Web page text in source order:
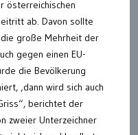
österreichischen
ab. Davon sollte
große Mehrheit der
gegen einen EU-
die Bevölkerung
‚dann wird sich auch
berichtet der
zweier Unterzeichner